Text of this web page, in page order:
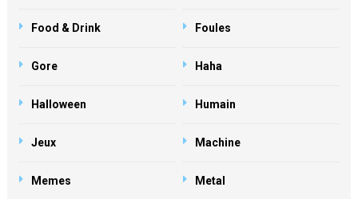
Food & Drink Foules
Gore Haha
Halloween Humain
Jeux Machine
Memes Metal